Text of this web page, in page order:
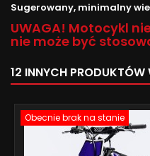
Sugerowany, minimalny
UWAGA! Motocykl
nie może być
12 INNYCH
Obecnie brak na stanie